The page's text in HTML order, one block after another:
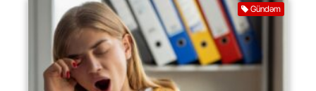
Gündəm